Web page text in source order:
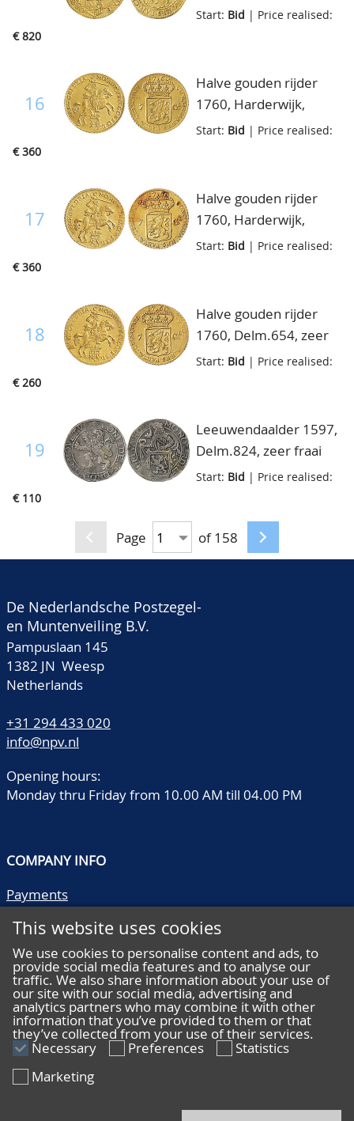
oud type, Vz.
met Gelders kruisje, Kz.
gekroond
Generaliteitswapen,
leeuw met zeven pijlen,
Start: Bid | Price realised:
€ 820
16
Halve gouden rijder
1760, Harderwijk,
Delm.654, prachtig
Start: Bid | Price realised:
€ 360
17
Halve gouden rijder
1760, Harderwijk,
Delm.654, prachtig
Start: Bid | Price realised:
€ 360
18
Halve gouden rijder
1760, Delm.654, zeer
fraai
Start: Bid | Price realised:
€ 260
19
Leeuwendaalder 1597,
Delm.824, zeer fraai
Start: Bid | Price realised:
€ 110
Page of 158
De Nederlandsche Postzegel-
en Muntenveiling B.V.
Pampuslaan 145
1382 JN Weesp
Netherlands
+31 294 433 020
info@npv.nl
Opening hours:
Monday thru Friday from 10.00 AM till 04.00 PM
COMPANY INFO
Payments
Literature
Quality descriptions
Frequently asked questions
Terms and conditions
Privacy statement
HELP
This website uses cookies
We use cookies to personalise content and ads, to
provide social media features and to analyse our
traffic. We also share information about your use of
our site with our social media, advertising and
analytics partners who may combine it with other
information that you’ve provided to them or that
they’ve collected from your use of their services.
Necessary Preferences
Statistics
Marketing